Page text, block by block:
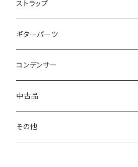
ストラップ
llama40
pony40
hobbit40
ギターパーツ
コンデンサー
中古品
エフェクター
その他